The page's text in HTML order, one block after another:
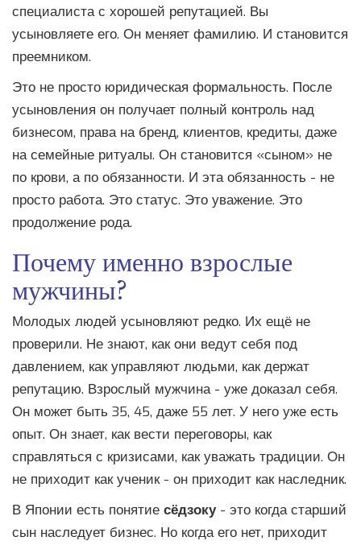
специалиста с хорошей репутацией. Вы
усыновляете его. Он меняет фамилию. И становится
преемником.
Это не просто юридическая формальность. После
усыновления он получает полный контроль над
бизнесом, права на бренд, клиентов, кредиты, даже
на семейные ритуалы. Он становится «сыном» не
по крови, а по обязанности. И эта обязанность - не
просто работа. Это статус. Это уважение. Это
продолжение рода.
Почему именно взрослые
мужчины?
Молодых людей усыновляют редко. Их ещё не
проверили. Не знают, как они ведут себя под
давлением, как управляют людьми, как держат
репутацию. Взрослый мужчина - уже доказал себя.
Он может быть 35, 45, даже 55 лет. У него уже есть
опыт. Он знает, как вести переговоры, как
справляться с кризисами, как уважать традиции. Он
не приходит как ученик - он приходит как наследник.
В Японии есть понятие сёдзоку- это когда старший
сын наследует бизнес. Но когда его нет, приходит